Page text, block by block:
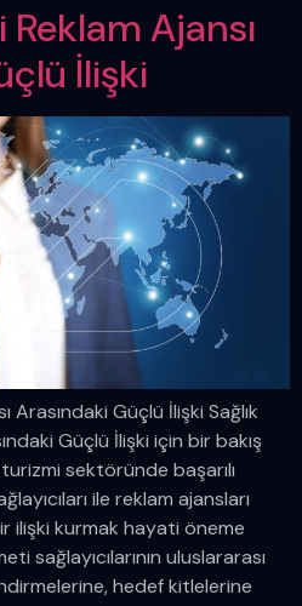
Reklam Ajansı
İlişki
Arasındaki Güçlü İlişki Sağlık
Güçlü İlişki için bir bakış
turizmi sektöründe başarılı
ile reklam ajansları
ilişki kurmak hayati öneme
sağlayıcılarının uluslararası
hedef kitlelerine